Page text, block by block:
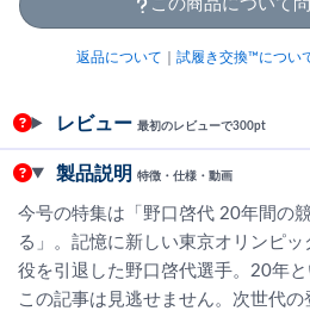
この商品について
返品について 試履き交換™につい
レビュー 最初のレビューで300pt
製品説明 特徴・仕様・動画
今号の特集は「野口啓代 20年間の
る」。記憶に新しい東京オリンピ
役を引退した野口啓代選手。20年
この記事は見逃せません。次世代